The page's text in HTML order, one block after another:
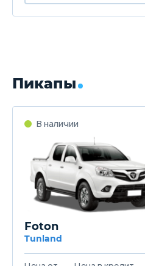
Пикапы
В наличии
Foton
Tunland